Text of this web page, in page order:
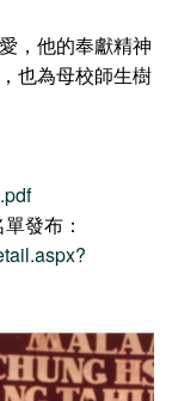
，他的奉獻精神
也為母校師生樹
發布：